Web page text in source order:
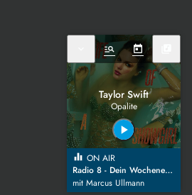
manage_search today
Taylor Swift
Opalite
play_arrow
equalizer ON AIR
Radio 8 - Dein Wochenende
mit Marcus Ullmann